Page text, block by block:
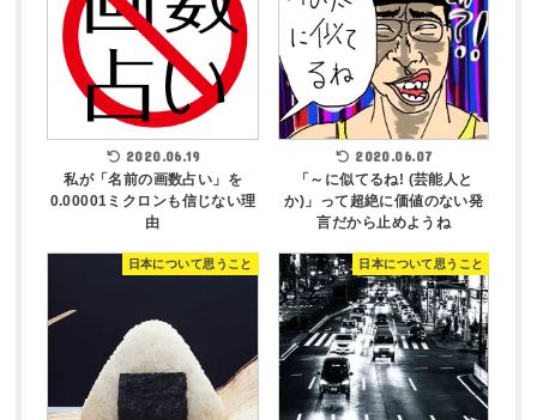
2020.06.19
私が「名前の画数占い」を
0.00001ミクロンも信じない理
由
2020.06.07
「～に似てるね! (芸能人と
か)」って超絶に価値のない発
言だから止めようね
日本について思うこと 日本について思うこと